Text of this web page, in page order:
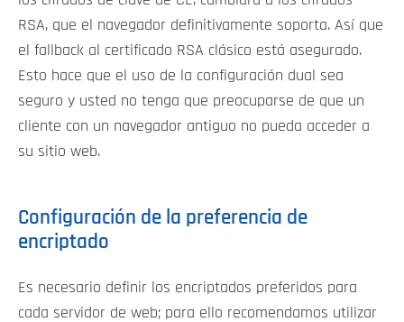
RSA, que el navegador definitivamente soporta. Así que
el fallback al certificado RSA clásico está asegurado.
Esto hace que el uso de la configuración dual sea
seguro y usted no tenga que preocuparse de que un
cliente con un navegador antiguo no pueda acceder a
su sitio web.
Configuración de la preferencia de
encriptado
Es necesario definir los encriptados preferidos para
cada servidor de web; para ello recomendamos utilizar